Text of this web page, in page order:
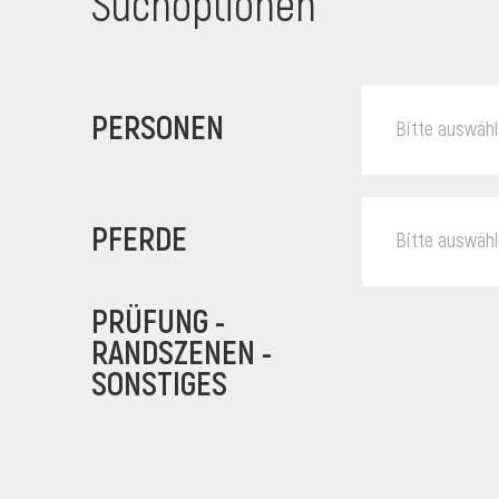
PERSONEN Bitte
PFERDE Bitte
PRÜFUNG -
RANDSZENEN -
SONSTIGES